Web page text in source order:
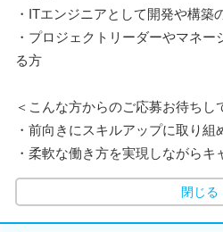
・ITエンジニアとして開発や構築
・プロジェクトリーダーやマネ
る方
＜こんな方からのご応募お待ちし
・前向きにスキルアップに取り組
・柔軟な働き方を実現しながらキ
閉じる